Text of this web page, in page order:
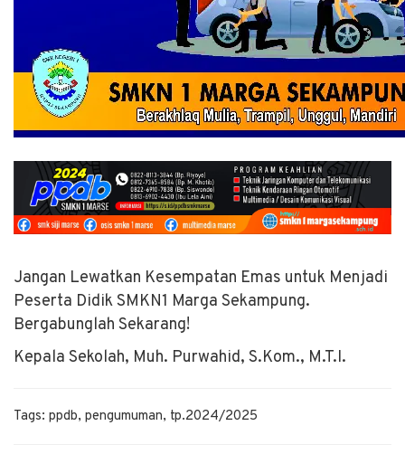
Jangan Lewatkan Kesempatan Emas untuk Menjadi
Peserta Didik SMKN1 Marga Sekampung.
Bergabunglah Sekarang!
Kepala Sekolah, Muh. Purwahid, S.Kom., M.T.I.
Tags: ppdb, pengumuman, tp.2024/2025